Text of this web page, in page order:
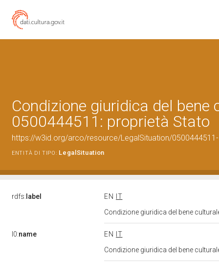
Condizione giuridica del bene
0500444511: proprietà Stato
https://w3id.org/arco/resource/LegalSituation/
ENTITÀ DI TIPO: LegalSituation
rdfs: label EN
IT
Condizione giuridica del bene
l0:name EN
IT
Condizione giuridica del bene